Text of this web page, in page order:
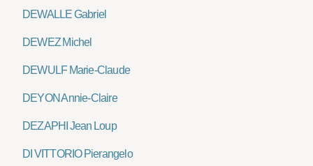
DEWALLE Gabriel
DEWEZ Michel
DEWULF Marie-Claude
DEYON Annie-Claire
DEZAPHI Jean Loup
DI VITTORIO Pierangelo